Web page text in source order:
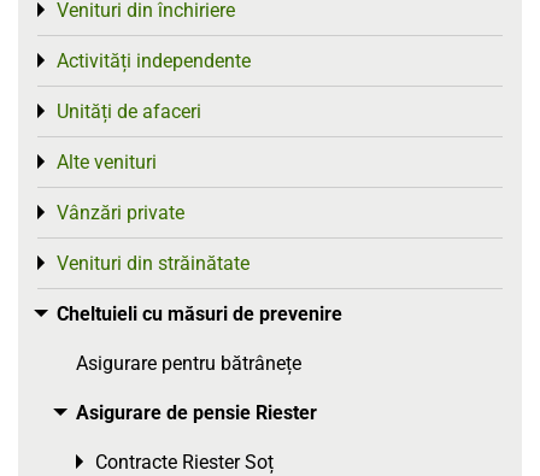
Venituri din închiriere
Toggle menu
Activități independente
Toggle menu
Unități de afaceri
Toggle menu
Alte venituri
Toggle menu
Vânzări private
Toggle menu
Venituri din străinătate
Toggle menu
Cheltuieli cu măsuri de prevenire
Toggle menu
Asigurare pentru bătrânețe
Asigurare de pensie Riester
Toggle menu
Contracte Riester Soț
Toggle menu